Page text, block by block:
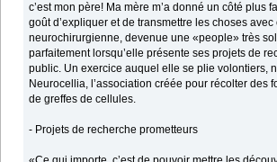
c’est mon père! Ma mère m’a donné un côté plus
goût d’expliquer et de transmettre les choses
neurochirurgienne, devenue une «people» très
parfaitement lorsqu’elle présente ses projets de
public. Un exercice auquel elle se plie volontiers,
Neurocellia, l’association créée pour récolter des
de greffes de cellules.
- Projets de recherche prometteurs